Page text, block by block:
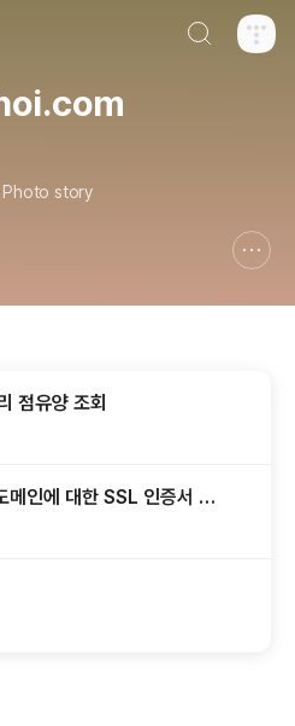
Photo story
점유양 조회
인에 대한 SSL 인증서 만